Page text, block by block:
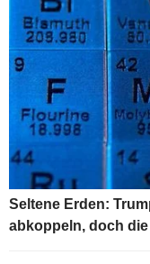
Seltene Erden:
abkoppeln, doch